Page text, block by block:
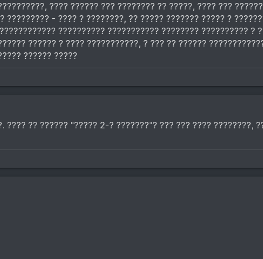
???? ?????? ??? ???????? ?? ?????, ???? ???
????????? - ???? ? ????????, ?? ????? ??????? ????? ?
?????????? ??????????? ???????? ?????????? ?
?????? ? ???? ???????????, ? ??? ?? ??????
?????? ?????
???? ?? ?????? "????? 2-? ???????"? ??? ??? ???? ????????,